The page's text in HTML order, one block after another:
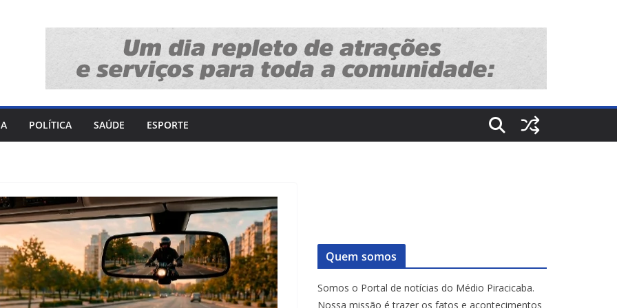
POLÍTICA SAÚDE ESPORTE
Quem somos
Somos o Portal de notícias do Médio Piracicaba.
Nossa missão é trazer os fatos e acontecimentos